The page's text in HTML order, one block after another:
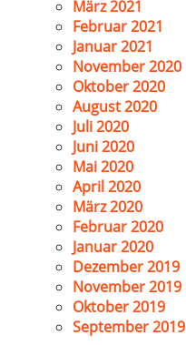
März 2021
Februar 2021
Januar 2021
November 2020
Oktober 2020
August 2020
Juli 2020
Juni 2020
Mai 2020
April 2020
März 2020
Februar 2020
Januar 2020
Dezember 2019
November 2019
Oktober 2019
September 2019